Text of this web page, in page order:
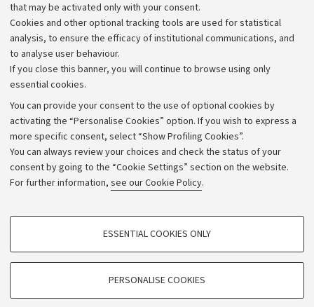
that may be activated only with your consent.
Cookies and other optional tracking tools are used for statistical
analysis, to ensure the efficacy of institutional communications, and
to analyse user behaviour.
If you close this banner, you will continue to browse using only
essential cookies.
You can provide your consent to the use of optional cookies by
activating the “Personalise Cookies” option. If you wish to express a
more specific consent, select “Show Profiling Cookies”.
You can always review your choices and check the status of your
consent by going to the “Cookie Settings” section on the website.
For further information, see our Cookie Policy.
PROFILING COOKIES - OPTIONAL
ESSENTIAL COOKIES ONLY
PERSONALISE COOKIES
Alumni community
Strategic plan
University budgets
Calls and competitions
Transparent administration
Appeals lodged
Merchandising - UniboStore
Website and accessibility information
Accessibility statement
Privacy policy and legal notes
Cookie Settings